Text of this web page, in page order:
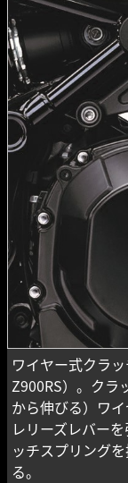
ワイヤー式クラ
Z900RS）。クラ
から伸びる）ワ
レリーズレバー
ッチスプリング
る。